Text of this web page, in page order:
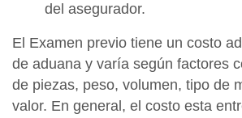
del asegurador.
El Examen previo tiene un costo
de aduana y varía según factores
de piezas, peso, volumen, tipo de
valor. En general, el costo esta